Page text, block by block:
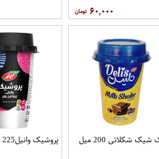
۶۰,۰۰۰
میلک شیک شکلاتی 200 میل
پروشیک وانیل225 میل کاله